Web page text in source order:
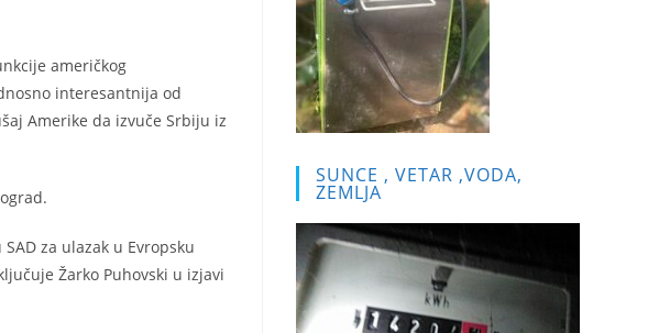
američkog
interesantnija od
Amerike da izvuče Srbiju iz
za ulazak u Evropsku
Žarko Puhovski u izjavi
SUNCE , VETAR ,VODA,
ZEMLJA